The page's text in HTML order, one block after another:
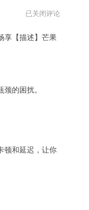
芒
速
已关闭评论
享【描述】芒果
的困扰。
顿和延迟，让你